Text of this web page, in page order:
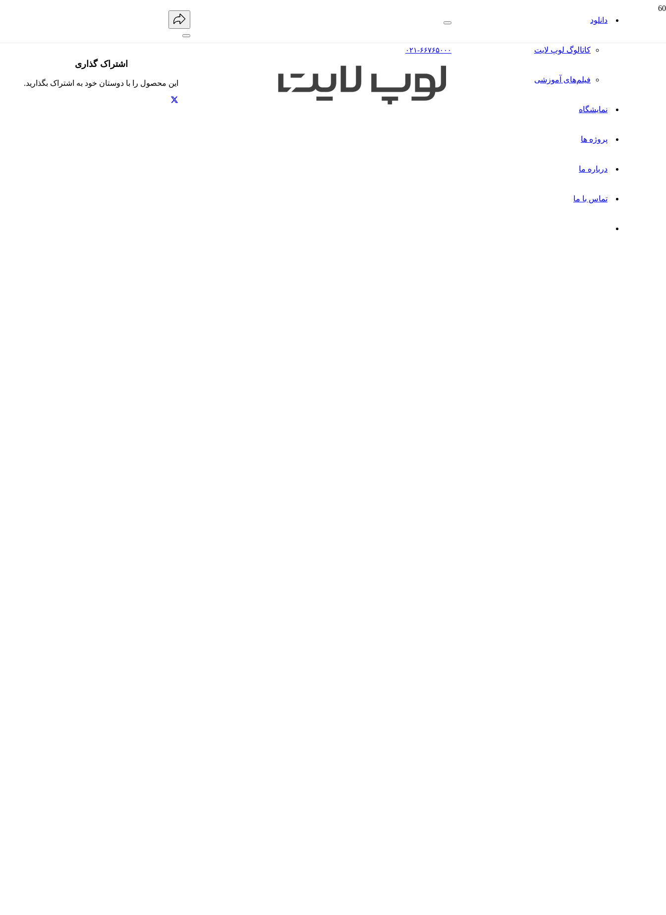
دانلود
کاتالوگ‌ لوپ لایت
فیلم‌های آموزشی
نمایشگاه
پروژه ها
درباره ما
تماس با ما
۰۲۱-۶۶۷۶۵۰۰۰
اشتراک گذاری
این محصول را با دوستان خود به اشتراک بگذارید.